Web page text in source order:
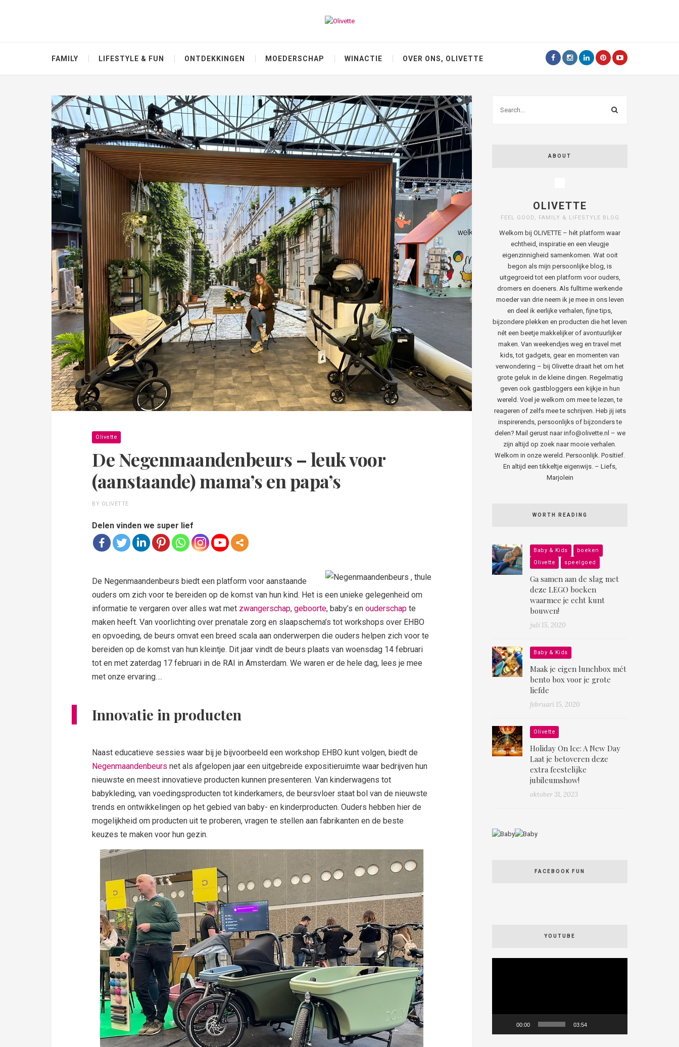
FAMILY LIFESTYLE & FUN ONTDEKKINGEN MOEDERSCHAP WINACTIE OVER ONS, OLIVETTE
Olivette
De Negenmaandenbeurs – leuk voor
(aanstaande) mama’s en papa’s
BY OLIVETTE
Delen vinden we super lief
De Negenmaandenbeurs biedt een platform voor aanstaande
ouders om zich voor te bereiden op de komst van hun kind. Het is een unieke gelegenheid om
informatie te vergaren over alles wat met zwangerschap, geboorte, baby’s en ouderschap te
maken heeft. Van voorlichting over prenatale zorg en slaapschema’s tot workshops over EHBO
en opvoeding, de beurs omvat een breed scala aan onderwerpen die ouders helpen zich voor te
bereiden op de komst van hun kleintje. Dit jaar vindt de beurs plaats van woensdag 14 februari
tot en met zaterdag 17 februari in de RAI in Amsterdam. We waren er de hele dag, lees je mee
met onze ervaring….
Innovatie in producten
Naast educatieve sessies waar bij je bijvoorbeeld een workshop EHBO kunt volgen, biedt de
Negenmaandenbeurs net als afgelopen jaar een uitgebreide expositieruimte waar bedrijven hun
nieuwste en meest innovatieve producten kunnen presenteren. Van kinderwagens tot
babykleding, van voedingsproducten tot kinderkamers, de beursvloer staat bol van de nieuwste
trends en ontwikkelingen op het gebied van baby- en kinderproducten. Ouders hebben hier de
mogelijkheid om producten uit te proberen, vragen te stellen aan fabrikanten en de beste
keuzes te maken voor hun gezin.
ABOUT
OLIVETTE
FEEL GOOD, FAMILY & LIFESTYLE BLOG
Welkom bij OLIVETTE – hét platform waar
echtheid, inspiratie en een vleugje
eigenzinnigheid samenkomen. Wat ooit
begon als mijn persoonlijke blog, is
uitgegroeid tot een platform voor ouders,
dromers en doeners. Als fulltime werkende
moeder van drie neem ik je mee in ons leven
en deel ik eerlijke verhalen, fijne tips,
bijzondere plekken en producten die het leven
nét een beetje makkelijker of avontuurlijker
maken. Van weekendjes weg en travel met
kids, tot gadgets, gear en momenten van
verwondering – bij Olivette draait het om het
grote geluk in de kleine dingen. Regelmatig
geven ook gastbloggers een kijkje in hun
wereld. Voel je welkom om mee te lezen, te
reageren of zelfs mee te schrijven. Heb jij iets
inspirerends, persoonlijks of bijzonders te
delen? Mail gerust naar info@olivette.nl – we
zijn altijd op zoek naar mooie verhalen.
Welkom in onze wereld. Persoonlijk. Positief.
En altijd een tikkeltje eigenwijs. – Liefs,
Marjolein
WORTH READING
Baby & Kids
boeken
Olivette
speelgoed
Ga samen aan de slag met
deze LEGO boeken
waarmee je echt kunt
bouwen!
juli 15, 2020
Baby & Kids
Maak je eigen lunchbox mét
bento box voor je grote
liefde
februari 15, 2020
Olivette
Holiday On Ice: A New Day
Laat je betoveren deze
extra feestelijke
jubileumshow!
oktober 31, 2023
FACEBOOK FUN
YOUTUBE
00:00 03:54